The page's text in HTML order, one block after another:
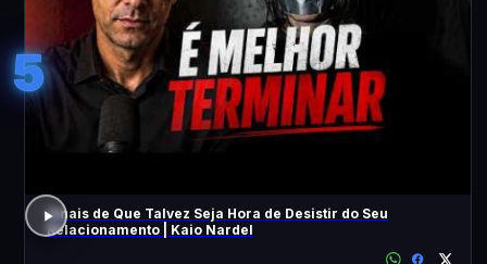
5
Sinais de Que Talvez Seja Hora de Desistir do Seu
Relacionamento | Kaio Nardel